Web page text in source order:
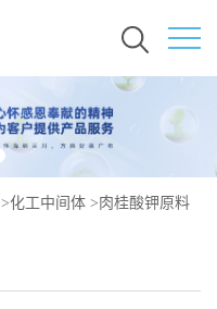
>化工中间体 > 肉桂酸钾原料